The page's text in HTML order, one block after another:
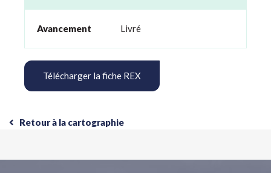
Avancement Livré
Télécharger la fiche REX
Retour à la cartographie